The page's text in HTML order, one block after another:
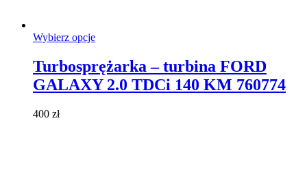
Wybierz opcjeTen
wiele
wariantów.
Turbosprężarka – turbina FORD
GALAXY 2.0 TDCi 140 KM 760774
400 zł